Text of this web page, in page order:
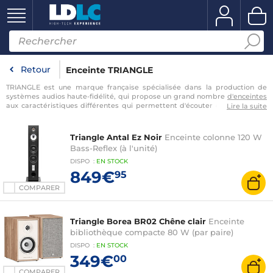
Retour Enceinte TRIANGLE
TRIANGLE est une marque française spécialisée dans la production de
systèmes audios haute-fidélité, qui propose un grand nombre d'enceintes
aux caractéristiques différentes qui permettent d'écouter de la musique
cette page un listing de
pourrez par exemple faire le choix d'enceintes colonnes ou d'enceinte
bibliothèques s'il ne vous manque qu'un élément particulier pour votre
installation, ou vous pouvez faire le choix d'acheter un système hi-fi
complet. Vous pourrez alors ressentir toutes les intentions et les émotions
que voulaient transmettre les artistes au travers de
Lire la suite
COMPARER
Triangle Antal Ez Noir Enceinte colonne 120 W
Bass-Reflex (à l'unité)
DISPO : EN STOCK
849€95
Triangle Borea BR02 Chêne clair Enceinte
bibliothèque compacte 80 W (par paire)
DISPO : EN STOCK
349€00